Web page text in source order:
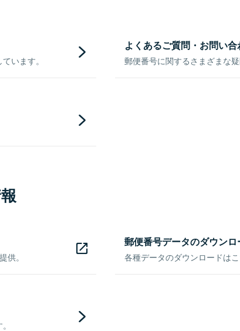
います。
よくあるご質問・お問い合
郵便番号に関するさまざまな疑
供。
郵便番号データのダウンロ
各種データのダウンロードは